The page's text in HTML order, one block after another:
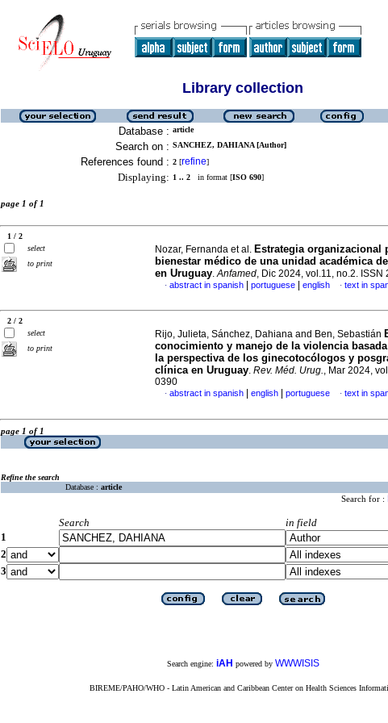
Library collection
Database : article
Search on : SANCHEZ, DAHIANA [Author]
References found : 2 [refine]
Displaying: 1 .. 2 in format [ISO 690]
page 1 of 1
1 / 2
select
to print
Nozar, Fernanda et al. Estrategia organizacional
bienestar médico de una unidad académica
en Uruguay.Anfamed, Dic 2024, vol.11, no.2. ISSN
· abstract in spanish portuguese english · text in
2 / 2
select
to print
Rijo, Julieta, Sánchez, Dahiana and Ben, Sebastián
conocimiento y manejo de la violencia
la perspectiva de los ginecotocólogos y
clínica en Uruguay. Rev. Méd. Urug., Mar 2024,
0390
· abstract in spanish english portuguese · text in
page 1 of 1
Refine the search
Database : article
Search for :
Search
in field
1
2
3
Search engine: iAH powered by WWWISIS
BIREME/PAHO/WHO - Latin American and Caribbean Center on Health Sciences